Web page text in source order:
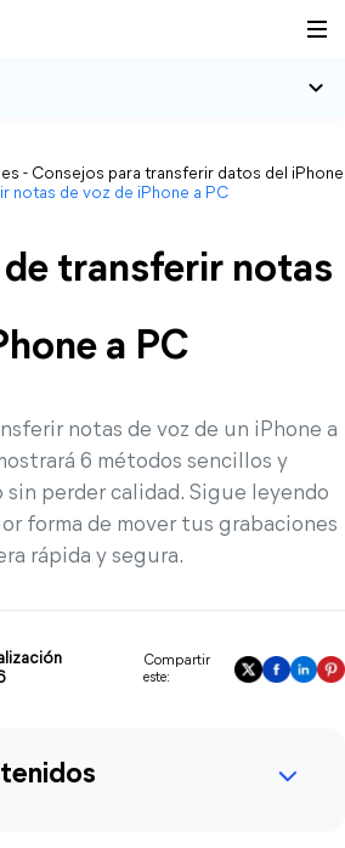
- Consejos para transferir datos del iPhone
notas de voz de iPhone a PC
transferir notas
a PC
notas de voz de un iPhone a
6 métodos sencillos y
sin perder calidad. Sigue leyendo
forma de mover tus grabaciones
rápida y segura.
Compartir
este: